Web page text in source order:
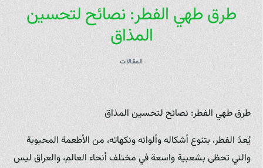
طرق طهي الفطر: نصائح لتحسين
المذاق
المقالات
طرق طهي الفطر: نصائح لتحسين المذاق
يُعدّ الفطر، بتنوع أشكاله وألوانه ونكهاته، من الأطعمة المحبوبة
والتي تحظى بشعبية واسعة في مختلف أنحاء العالم، والعراق ليس